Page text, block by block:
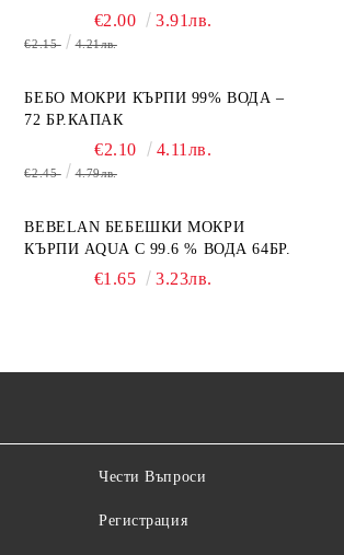
€2.00 3.91лв.
€2.15 4.21лв.
БЕБО МОКРИ КЪРПИ 99% ВОДА –
72 БР.КАПАК
€2.10 4.11лв.
€2.45 4.79лв.
BEBELAN БЕБЕШКИ МОКРИ
КЪРПИ AQUA С 99.6 % ВОДА 64БР.
€1.65 3.23лв.
Чести Въпроси
Регистрация